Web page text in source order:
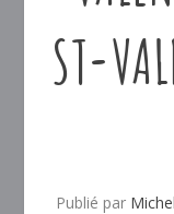
ST-
Publié par